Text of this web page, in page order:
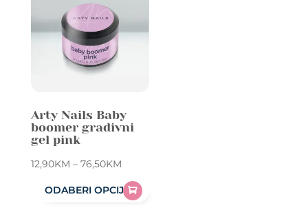
Arty Nails Baby
boomer gradivni
gel pink
12,90KM – 76,50KMPrice
range:
12,90KM
ODABERI OPCIJE